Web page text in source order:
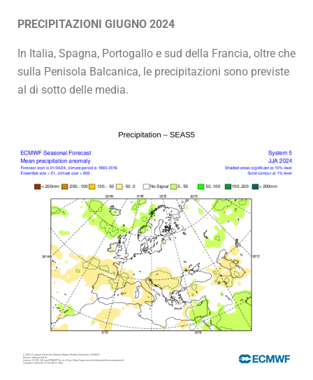
PRECIPITAZIONI GIUGNO 2024
In Italia, Spagna, Portogallo e sud della Francia, oltre che
sulla Penisola Balcanica, le precipitazioni sono previste
al di sotto delle media.